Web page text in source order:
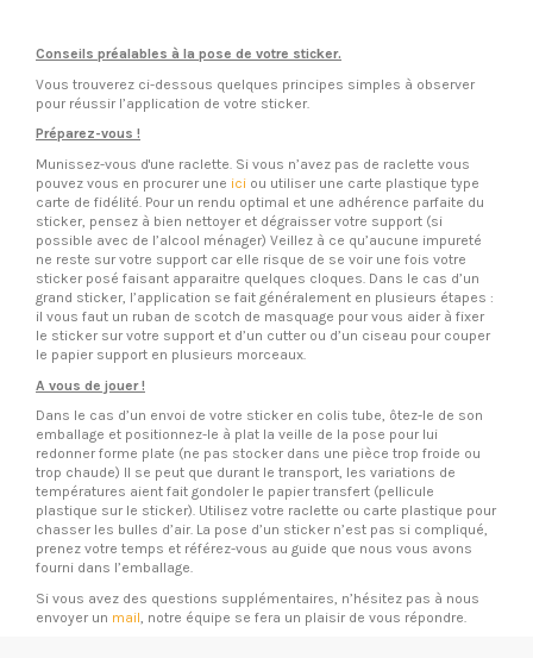
Conseils préalables à la pose de votre sticker.
Vous trouverez ci-dessous quelques principes simples à observer
pour réussir l’application de votre sticker.
Préparez-vous !
Munissez-vous d'une raclette. Si vous n’avez pas de raclette vous
pouvez vous en procurer une ici ou utiliser une carte plastique type
carte de fidélité. Pour un rendu optimal et une adhérence parfaite du
sticker, pensez à bien nettoyer et dégraisser votre support (si
possible avec de l’alcool ménager) Veillez à ce qu’aucune impureté
ne reste sur votre support car elle risque de se voir une fois votre
sticker posé faisant apparaitre quelques cloques. Dans le cas d’un
grand sticker, l’application se fait généralement en plusieurs étapes :
il vous faut un ruban de scotch de masquage pour vous aider à fixer
le sticker sur votre support et d’un cutter ou d’un ciseau pour couper
le papier support en plusieurs morceaux.
A vous de jouer !
Dans le cas d’un envoi de votre sticker en colis tube, ôtez-le de son
emballage et positionnez-le à plat la veille de la pose pour lui
redonner forme plate (ne pas stocker dans une pièce trop froide ou
trop chaude) Il se peut que durant le transport, les variations de
températures aient fait gondoler le papier transfert (pellicule
plastique sur le sticker). Utilisez votre raclette ou carte plastique pour
chasser les bulles d’air. La pose d’un sticker n’est pas si compliqué,
prenez votre temps et référez-vous au guide que nous vous avons
fourni dans l’emballage.
Si vous avez des questions supplémentaires, n’hésitez pas à nous
envoyer un mail , notre équipe se fera un plaisir de vous répondre.